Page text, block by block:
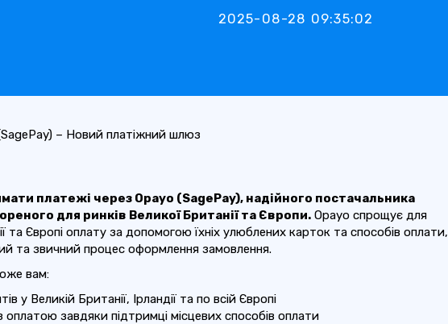
2025-08-28 09:35:02
– Новий платіжний шлюз
платежі через Opayo (SagePay), надійного постачальника
для ринків Великої Британії та Європи. Opayo спрощує для
та Європі оплату за допомогою їхніх улюблених карток та способів оплати,
та звичний процес оформлення замовлення.
вам:
у Великій Британії, Ірландії та по всій Європі
завдяки підтримці місцевих способів оплати